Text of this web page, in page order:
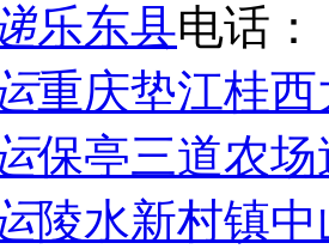
乐东县电话：
重庆垫江桂
保亭三道农
陵水新村镇